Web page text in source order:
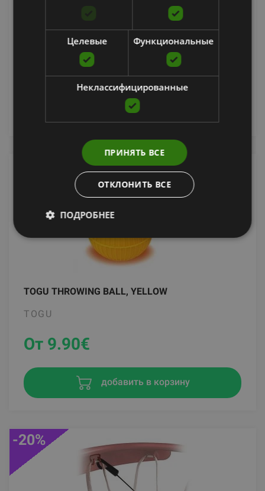
добавить в корзину
TOGU THROWING BALL, YELLOW
TOGU
От 9.90€
добавить в корзину
-20%
Целевые Функциональные
Неклассифицированные
ПРИНЯТЬ ВСЕ
ОТКЛОНИТЬ ВСЕ
ПОДРОБНЕЕ